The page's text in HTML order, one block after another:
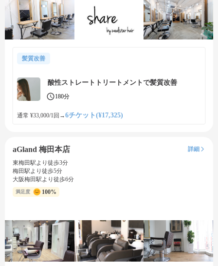
髪質改善
酸性ストレートトリートメントで髪質改善
180分
通常 ¥33,000/1回 →6チケット(¥17,325)
aGland 梅田本店
詳細
東梅田駅より徒歩3分
梅田駅より徒歩5分
大阪梅田駅より徒歩6分
満足度 100%